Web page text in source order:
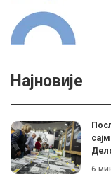
Најновије
6